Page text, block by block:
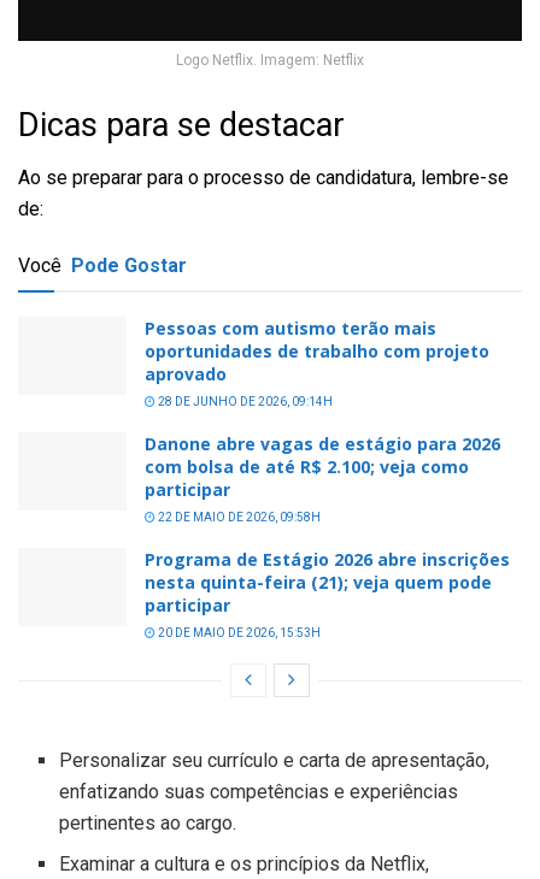
Logo Netflix. Imagem: Netflix
Dicas para se destacar
Ao se preparar para o processo de candidatura, lembre-se
de:
Você Pode Gostar
Pessoas com autismo terão mais
oportunidades de trabalho com projeto
aprovado
28 DE JUNHO DE 2026, 09:14H
Danone abre vagas de estágio para 2026
com bolsa de até R$ 2.100; veja como
participar
22 DE MAIO DE 2026, 09:58H
Programa de Estágio 2026 abre inscrições
nesta quinta-feira (21); veja quem pode
participar
20 DE MAIO DE 2026, 15:53H
Personalizar seu currículo e carta de apresentação,
enfatizando suas competências e experiências
pertinentes ao cargo.
Examinar a cultura e os princípios da Netflix,